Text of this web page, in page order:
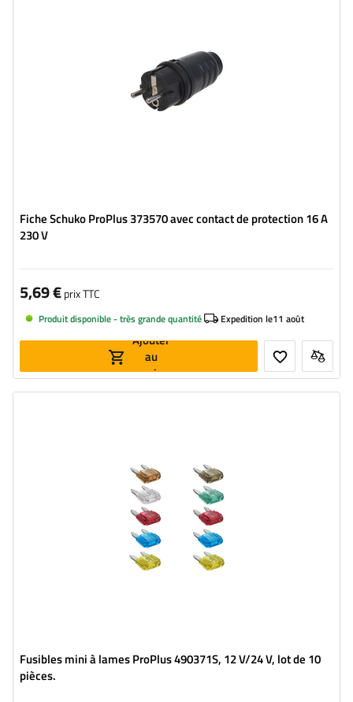
Fiche Schuko ProPlus 373570 avec contact de protection 16 A
230 V
5,69 €prix TTC
Produit disponible - très grande quantité Expedition le11 août
Ajouter
au
panier
Fusibles mini à lames ProPlus 490371S, 12 V/24 V, lot de 10
pièces.